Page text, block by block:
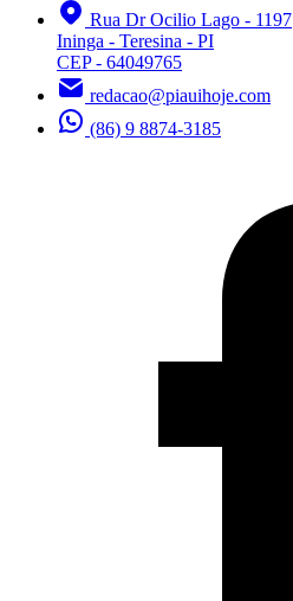
Rua Dr Ocilio Lago - 1197
Ininga - Teresina - PI
CEP - 64049765
redacao@piauihoje.com
(86) 9 8874-3185